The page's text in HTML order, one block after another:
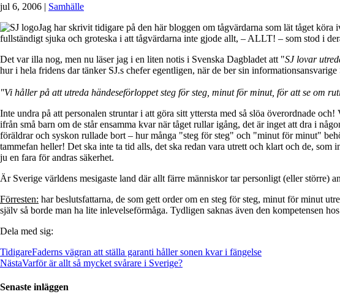
jul 6, 2006 | Samhälle
Jag har skrivit tidigare på den här bloggen om tågvärdarna som lät tåget
fullständigt sjuka och groteska i att tågvärdarna inte gjode allt, – ALLT! – som stod i
Det var illa nog, men nu läser jag i en liten notis i Svenska Dagbladet att "SJ lovar
hur i hela fridens dar tänker SJ.s chefer egentligen, när de ber sin
"Vi håller på att utreda händeseförloppet steg för steg, minut för minut, för att se om
Inte undra på att personalen struntar i att göra sitt yttersta med så slöa överordnade
ifrån små barn om de står ensamma kvar när tåget rullar igång, det är inget att dra i
föräldrar och syskon rullade bort – hur många "steg för steg" och "minut för minut"
tammefan heller! Det ska inte ta tid alls, det ska redan vara utrett och klart och de,
ju en fara för andras säkerhet.
Är Sverige världens mesigaste land där allt färre människor tar personligt (eller
Förresten: har beslutsfattarna, de som gett order om en steg för steg, minut för minut
själv så borde man ha lite inlevelseförmåga. Tydligen saknas även den kompetensen hos
Dela med sig:
TidigareFaderns vägran att ställa garanti håller sonen kvar i fängelse
NästaVarför är allt så mycket svårare i Sverige?
Senaste inläggen